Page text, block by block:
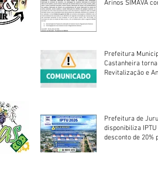
Arinos SIMAVA convoca à
Prefeitura
Castanheira
Revitalização e
Prefeitura de
disponibiliza
desconto de 20%